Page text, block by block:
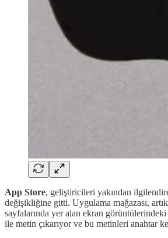
App Store, geliştiricileri yakından
değişikliğine gitti. Uygulama mağazası,
sayfalarında yer alan ekran
ile metin çıkarıyor ve bu metinleri anahtar